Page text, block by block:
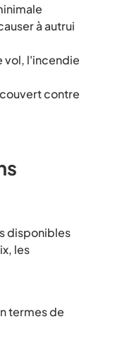
à autrui
vol, l'incendie
contre
disponibles
les
termes de